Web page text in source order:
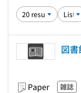
図
Paper 雑誌